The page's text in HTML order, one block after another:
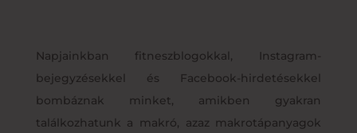
Napjainkban fitneszblogokkal, Instagram-
bejegyzésekkel és Facebook-hirdetésekkel
bombáznak minket, amikben gyakran
találkozhatunk a makró, azaz makrotápanyagok